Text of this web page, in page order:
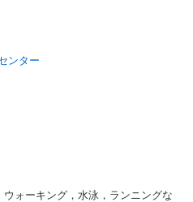
ンター
ォーキング，水泳，ランニングな